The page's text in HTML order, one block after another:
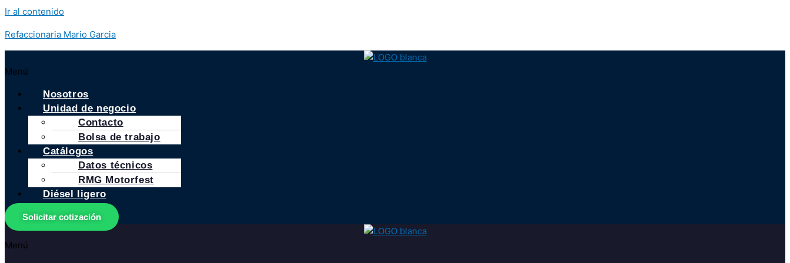
Ir al contenido
Refaccionaria Mario Garcia
Menú
Nosotros
Unidad de negocio
Contacto
Bolsa de trabajo
Catálogos
Datos técnicos
RMG Motorfest
Diésel ligero
Solicitar cotización
Menú